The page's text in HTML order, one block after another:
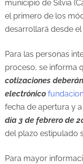
municipio de Silvia
el primero de los
desarrollará desde el
Para las personas
proceso, se informa
cotizaciones
electrónico
fecha de apertura y
día 3 de febrero de
del plazo estipulado
Para mayor